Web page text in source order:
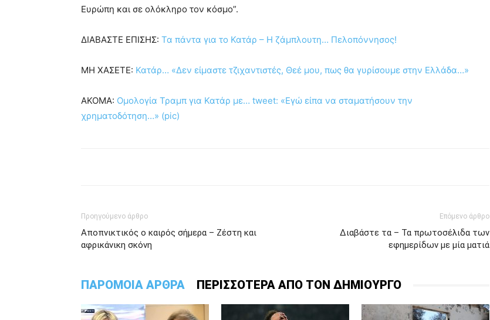
Ευρώπη και σε ολόκληρο τον κόσμο”.
ΔΙΑΒΑΣΤΕ ΕΠΙΣΗΣ: Τα πάντα για το Κατάρ – Η ζάμπλουτη… Πελοπόννησος!
ΜΗ ΧΑΣΕΤΕ: Κατάρ… «Δεν είμαστε τζιχαντιστές, Θεέ μου, πως θα γυρίσουμε στην Ελλάδα…»
ΑΚΟΜΑ: Ομολογία Τραμπ για Κατάρ με… tweet: «Εγώ είπα να σταματήσουν την
χρηματοδότηση…» (pic)
Προηγούμενο άρθρο
Αποπνικτικός ο καιρός σήμερα – Ζέστη και
αφρικάνικη σκόνη
Επόμενο άρθρο
Διαβάστε τα – Τα πρωτοσέλιδα των
εφημερίδων με μία ματιά
ΠΑΡΟΜΟΙΑ ΑΡΘΡΑ ΠΕΡΙΣΣΟΤΕΡΑ ΑΠΟ ΤΟΝ ΔΗΜΙΟΥΡΓΟ